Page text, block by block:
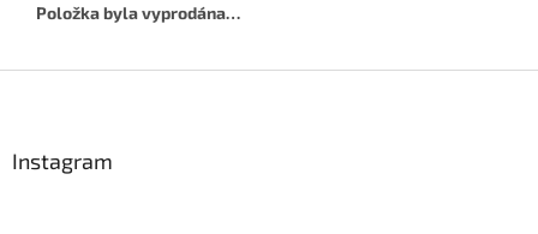
Položka byla vyprodána…
Instagram